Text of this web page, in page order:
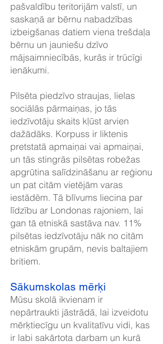
pašvaldību teritorijām valstī, un
saskaņā ar bērnu nabadzības
izbeigšanas datiem viena trešdaļa
bērnu un jauniešu dzīvo
mājsaimniecībās, kurās ir trūcīgi
ienākumi.
Pilsēta piedzīvo straujas, lielas
sociālās pārmaiņas, jo tās
iedzīvotāju skaits kļūst arvien
dažādāks. Korpuss ir liktenis
pretstatā apmaiņai vai apmaiņai,
un tās stingrās pilsētas robežas
apgrūtina salīdzināšanu ar reģionu
un pat citām vietējām varas
iestādēm. Tā blīvums liecina par
līdzību ar Londonas rajoniem, lai
gan tā etniskā sastāva nav. 11%
pilsētas iedzīvotāju nāk no citām
etniskām grupām, nevis baltajiem
britiem.
Sākumskolas mērķi
Mūsu skolā ikvienam ir
nepārtraukti jāstrādā, lai izveidotu
mērķtiecīgu un kvalitatīvu vidi, kas
ir labi sakārtota darbam un kurā